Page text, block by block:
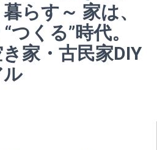
らす～ 家は、
つくる”時代。
家・古民家DIY
ル